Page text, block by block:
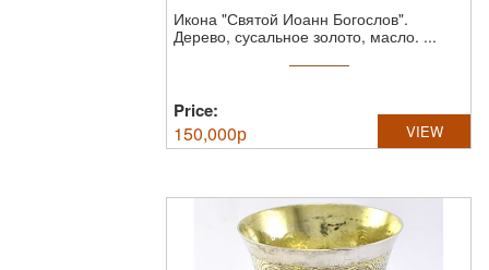
Икона "Святой Иоанн Богослов".
Дерево, сусальное золото, масло. ...
Price:
150,000р VIEW